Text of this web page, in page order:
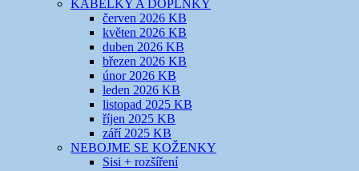
KABELKY A DOPLŇKY
červen 2026 KB
květen 2026 KB
duben 2026 KB
březen 2026 KB
únor 2026 KB
leden 2026 KB
listopad 2025 KB
říjen 2025 KB
září 2025 KB
NEBOJME SE KOŽENKY
Sisi + rozšíření